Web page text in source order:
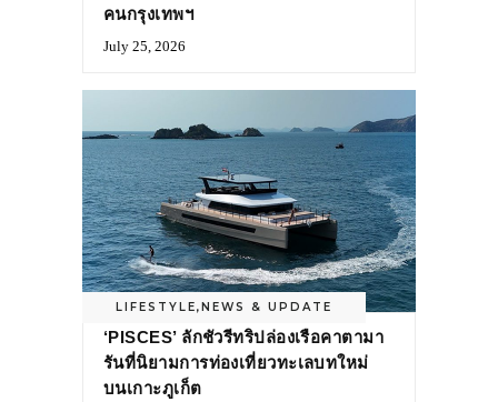
คนกรุงเทพฯ
July 25, 2026
LIFESTYLE, NEWS & UPDATE
‘PISCES’ ลักชัวรีทริปล่องเรือคาตามา
รันที่นิยามการท่องเที่ยวทะเลบทใหม่
บนเกาะภูเก็ต